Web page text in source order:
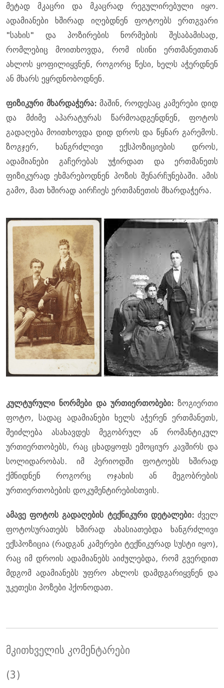
მეტად მკაცრი და მკაცრად რეგულირებული იყო.
ადამიანები ხშირად იღებდნენ ფოტოებს ერთგვარი
"სახის" და პოზირების ნორმების შესაბამისად,
რომლებიც მოითხოვდა, რომ ისინი ერთმანეთთან
ახლოს ყოფილიყვნენ, როგორც წესი, ხელს აჭერდნენ
ან მხარს ეყრდნობოდნენ.
ფიზიკური მხარდაჭერა:მაშინ, როდესაც კამერები დიდ
და მძიმე აპარატურას წარმოადგენდნენ, ფოტოს
გადაღება მოითხოვდა დიდ დროს და წყნარ გარემოს.
ზოგჯერ, ხანგრძლივი ექსპოზიციების დროს,
ადამიანები გაჩერებას უჭირდათ და ერთმანეთს
ფიზიკურად ეხმარებოდნენ პოზის შენარჩუნებაში. ამის
გამო, მათ ხშირად აირჩიეს ერთმანეთის მხარდაჭერა.
კულტურული ნორმები და ურთიერთობები: ზოგიერთი
ფოტო, სადაც ადამიანები ხელს აჭერენ ერთმანეთს,
შეიძლება ასახავდეს მეგობრულ ან რომანტიკულ
ურთიერთობებს, რაც ცხადყოფს ემოციურ კავშირს და
სოლიდარობას. იმ პერიოდში ფოტოებს ხშირად
ქმნიდნენ როგორც ოჯახის ან მეგობრების
ურთიერთობების დოკუმენტირებისთვის.
ამავე ფოტოს გადაღების ტექნიკური დეტალები:ძველ
ფოტოსურათებს ხშირად ახასიათებდა ხანგრძლივი
ექსპოზიცია (რადგან კამერები ტექნიკურად სუსტი იყო),
რაც იმ დროის ადამიანებს აიძულებდა, რომ გვერდით
მდგომ ადამიანებს უფრო ახლოს დამდგარიყვნენ და
უკეთესი პოზები ჰქონოდათ.
მკითხველის კომენტარები
(3)